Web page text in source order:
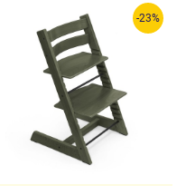
-23%